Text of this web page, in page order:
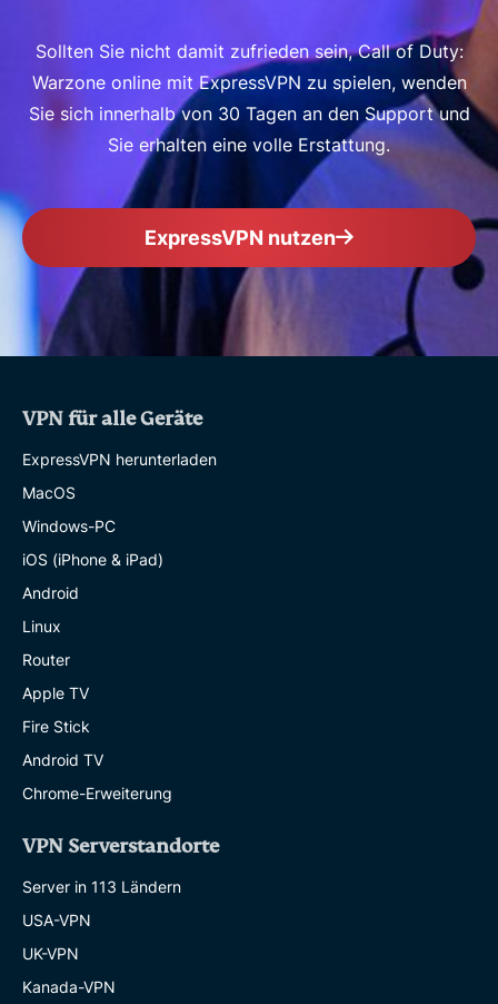
Sollten Sie nicht damit zufrieden sein, Call of Duty:
Warzone online mit ExpressVPN zu spielen, wenden
Sie sich innerhalb von 30 Tagen an den Support und
Sie erhalten eine volle Erstattung.
ExpressVPN nutzen
VPN für alle Geräte
ExpressVPN herunterladen
MacOS
Windows-PC
iOS (iPhone & iPad)
Android
Linux
Router
Apple TV
Fire Stick
Android TV
Chrome-Erweiterung
VPN Serverstandorte
Server in 113 Ländern
USA-VPN
UK-VPN
Kanada-VPN